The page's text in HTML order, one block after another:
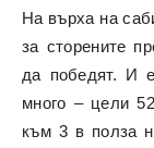
На върха на
за сторените
да победят. И
много – цели
към 3 в полза